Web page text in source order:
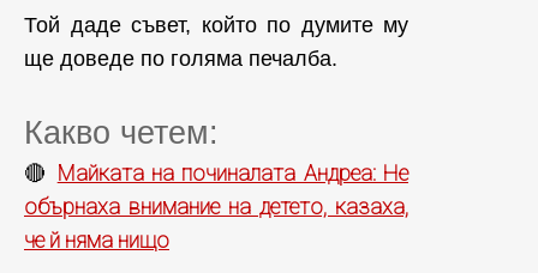
Той даде съвет, който по думите му
ще доведе по голяма печалба.
Какво четем:
🔴 Майката на починалата Андреа: Не
обърнаха внимание на детето, казаха,
че й няма нищо